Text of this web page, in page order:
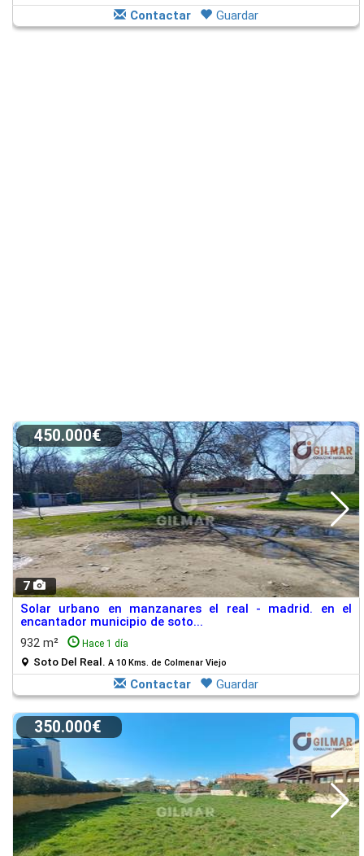
Contactar Guardar
7
450.000€
Solar urbano en manzanares el real - madrid. en el
encantador municipio de soto...
932 m²
Hace 1 día
Soto Del Real. A 10 Kms. de Colmenar Viejo
Contactar Guardar
350.000€